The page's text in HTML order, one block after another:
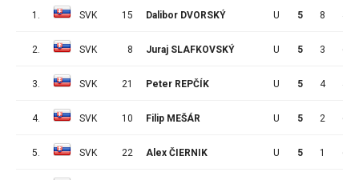
1. SVK 15 Dalibor DVORSKÝ U 5 8
2. SVK 8 Juraj SLAFKOVSKÝ U 5 3 6
3. SVK 21 Peter REPČÍK U 5 4
4. SVK 10 Filip MEŠÁR U 5 2 6
5. SVK 22 Alex ČIERNIK U 5 1 6